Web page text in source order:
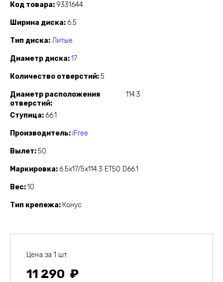
Код товара 9331644
Ширина диска 6.5
Тип диска Литые
Диаметр диска 17
Количество отверстий 5
Диаметр расположения
отверстий
114.3
Ступица 66.1
Производитель iFree
Вылет 50
Маркировка 6.5x17/5x114.3 ET50 D66.1
Вес 10
Тип крепежа Конус
Цена за 1 шт.
11 290